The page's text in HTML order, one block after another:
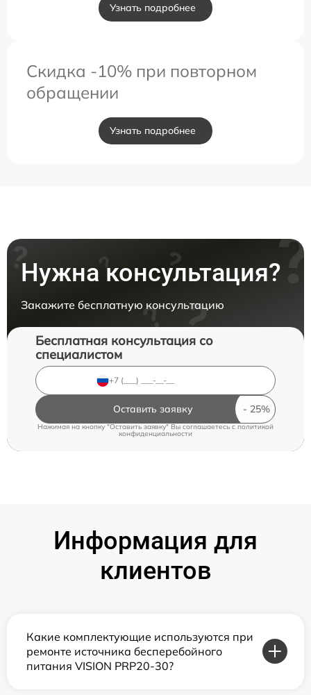
Узнать подробнее
Скидка -10% при повторном
обращении
Узнать подробнее
Нужна консультация?
Закажите бесплатную консультацию
Бесплатная консультация со
специалистом
Оставить заявку
Нажимая на кнопку "Оставить заявку" Вы соглашаетесь cполитикой
конфиденциальности
Информация для
клиентов
Какие комплектующие используются при
ремонте источника бесперебойного
питания VISION PRP20-30?